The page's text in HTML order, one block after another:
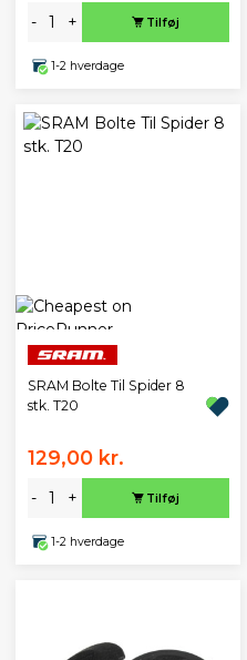
- + Tilføj
1-2 hverdage
SRAM Bolte Til Spider 8
stk. T20
129,00 kr.
- + Tilføj
1-2 hverdage